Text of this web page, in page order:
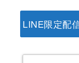
LINE限定配